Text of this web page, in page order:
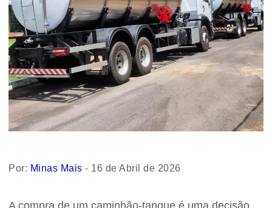
Por: Minas Mais - 16 de Abril de 2026
A compra de um caminhão-tanque é uma decisão